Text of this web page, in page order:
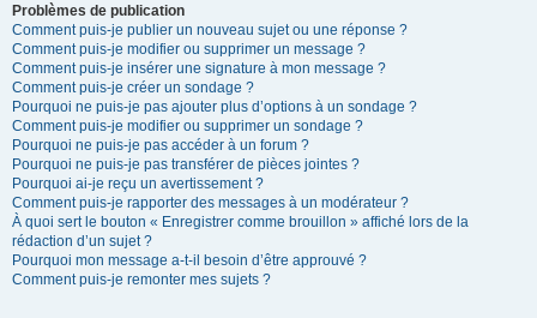
Problèmes de publication
Comment puis-je publier un nouveau sujet ou une réponse ?
Comment puis-je modifier ou supprimer un message ?
Comment puis-je insérer une signature à mon message ?
Comment puis-je créer un sondage ?
Pourquoi ne puis-je pas ajouter plus d’options à un sondage ?
Comment puis-je modifier ou supprimer un sondage ?
Pourquoi ne puis-je pas accéder à un forum ?
Pourquoi ne puis-je pas transférer de pièces jointes ?
Pourquoi ai-je reçu un avertissement ?
Comment puis-je rapporter des messages à un modérateur ?
À quoi sert le bouton « Enregistrer comme brouillon » affiché lors de la
rédaction d’un sujet ?
Pourquoi mon message a-t-il besoin d’être approuvé ?
Comment puis-je remonter mes sujets ?